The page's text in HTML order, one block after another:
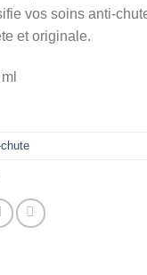
vos soins anti-
et originale.